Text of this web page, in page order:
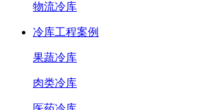
物流冷库
冷库工程案例
果蔬冷库
肉类冷库